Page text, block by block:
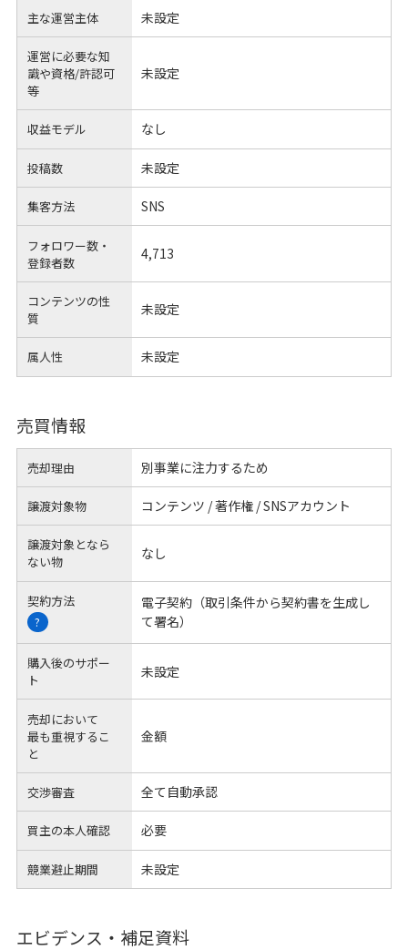
主な運営主体 未設定
運営に必要な知
識や資格/許認可
等
未設定
収益モデル なし
投稿数 未設定
集客方法 SNS
フォロワー数・
登録者数
4,713
コンテンツの性
質
未設定
属人性 未設定
売買情報
売却理由 別事業に注力するため
譲渡対象物 コンテンツ / 著作権 / SNSアカウント
譲渡対象となら
ない物
なし
契約方法
?
電子契約（取引条件から契約書を生成し
て署名）
購入後のサポー
ト
未設定
売却において
最も重視するこ
と
金額
交渉審査 全て自動承認
買主の本人確認 必要
競業避止期間 未設定
エビデンス・補足資料